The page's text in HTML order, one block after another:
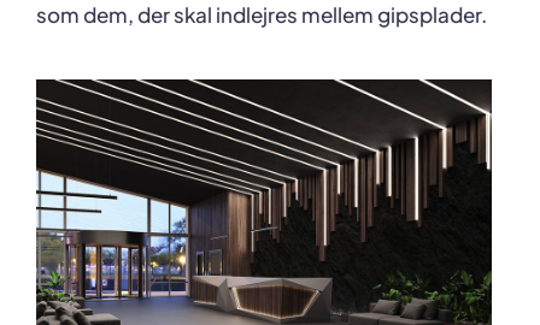
som dem, der skal indlejres mellem gipsplader.